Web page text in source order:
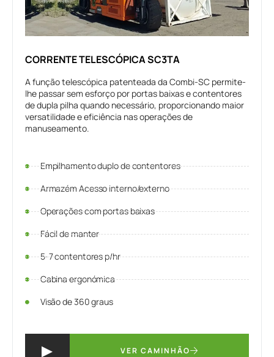
CORRENTE TELESCÓPICA SC3TA
A função telescópica patenteada da Combi-SC permite-
lhe passar sem esforço por portas baixas e contentores
de dupla pilha quando necessário, proporcionando maior
versatilidade e eficiência nas operações de
manuseamento.
Empilhamento duplo de contentores
Armazém Acesso interno/externo
Operações com portas baixas
Fácil de manter
5-7 contentores p/hr
Cabina ergonómica
Visão de 360 graus
VER CAMINHÃO